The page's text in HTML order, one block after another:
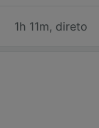
1h 11m, direto